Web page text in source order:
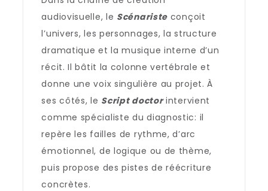
audiovisuelle, le Scénariste conçoit
l’univers, les personnages, la structure
dramatique et la musique interne d’un
récit. Il bâtit la colonne vertébrale et
donne une voix singulière au projet. À
ses côtés, le Script doctorintervient
comme spécialiste du diagnostic: il
repère les failles de rythme, d’arc
émotionnel, de logique ou de thème,
puis propose des pistes de réécriture
concrètes.